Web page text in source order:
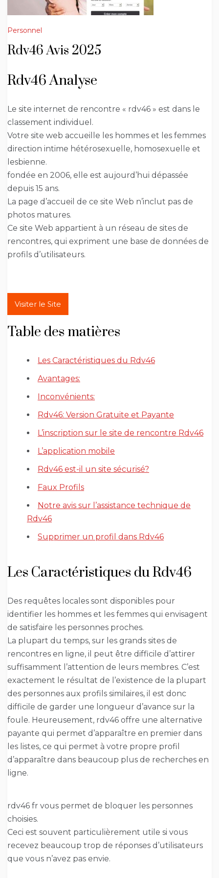
Personnel
Rdv46 Avis 2025
Rdv46 Analyse
Le site internet de rencontre « rdv46 » est dans le
classement individuel.
Votre site web accueille les hommes et les femmes
direction intime hétérosexuelle, homosexuelle et
lesbienne.
fondée en 2006, elle est aujourd’hui dépassée
depuis 15 ans.
La page d’accueil de ce site Web n’inclut pas de
photos matures.
Ce site Web appartient à un réseau de sites de
rencontres, qui expriment une base de données de
profils d’utilisateurs.
Visiter le Site
Table des matières
Les Caractéristiques du Rdv46
Avantages:
Inconvénients:
Rdv46: Version Gratuite et Payante
L’inscription sur le site de rencontre Rdv46
L’application mobile
Rdv46 est-il un site sécurisé?
Faux Profils
Notre avis sur l’assistance technique de
Rdv46
Supprimer un profil dans Rdv46
Les Caractéristiques du Rdv46
Des requêtes locales sont disponibles pour
identifier les hommes et les femmes qui envisagent
de satisfaire les personnes proches.
La plupart du temps, sur les grands sites de
rencontres en ligne, il peut être difficile d’attirer
suffisamment l’attention de leurs membres. C’est
exactement le résultat de l’existence de la plupart
des personnes aux profils similaires, il est donc
difficile de garder une longueur d’avance sur la
foule. Heureusement, rdv46 offre une alternative
payante qui permet d’apparaître en premier dans
les listes, ce qui permet à votre propre profil
d’apparaître dans beaucoup plus de recherches en
ligne.
rdv46 fr vous permet de bloquer les personnes
choisies.
Ceci est souvent particulièrement utile si vous
recevez beaucoup trop de réponses d’utilisateurs
que vous n’avez pas envie.